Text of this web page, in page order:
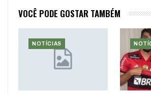
VOCÊ PODE GOSTAR TAMBÉM
NOTÍCIAS